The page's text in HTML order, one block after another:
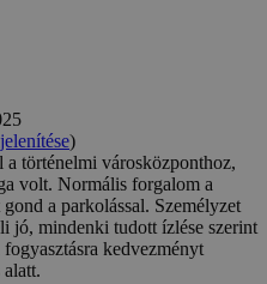
)
történelmi városközponthoz,
volt. Normális forgalom a
a parkolással. Személyzet
jó, mindenki tudott ízlése szerint
kedvezményt